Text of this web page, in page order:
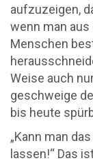
aufzuzeigen,
wenn man aus
Menschen
Weise auch
geschweige
bis heute
„Kann man
lassen!“ Das